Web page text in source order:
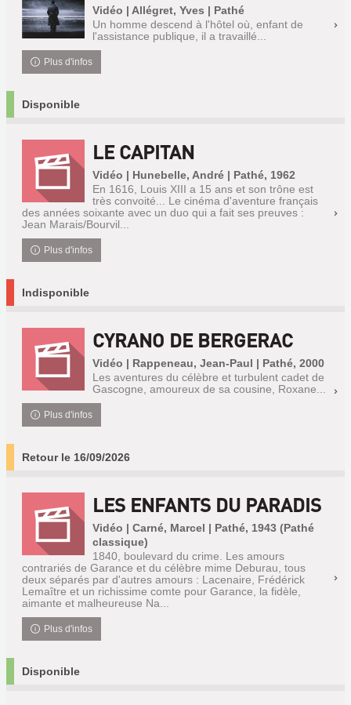
Vidéo | Allégret, Yves | Pathé
Un homme descend à l'hôtel où, enfant de
l'assistance publique, il a travaillé...
Plus d'infos
Disponible
LE CAPITAN
Vidéo | Hunebelle, André | Pathé, 1962
En 1616, Louis XIII a 15 ans et son trône est
très convoité... Le cinéma d'aventure français
des années soixante avec un duo qui a fait ses preuves :
Jean Marais/Bourvil...
Plus d'infos
Indisponible
CYRANO DE BERGERAC
Vidéo | Rappeneau, Jean-Paul | Pathé, 2000
Les aventures du célèbre et turbulent cadet de
Gascogne, amoureux de sa cousine, Roxane...
Plus d'infos
Retour le 16/09/2026
LES ENFANTS DU PARADIS
Vidéo | Carné, Marcel | Pathé, 1943 (Pathé
classique)
1840, boulevard du crime. Les amours
contrariés de Garance et du célèbre mime Deburau, tous
deux séparés par d'autres amours : Lacenaire, Frédérick
Lemaître et un richissime comte pour Garance, la fidèle,
aimante et malheureuse Na...
Plus d'infos
Disponible